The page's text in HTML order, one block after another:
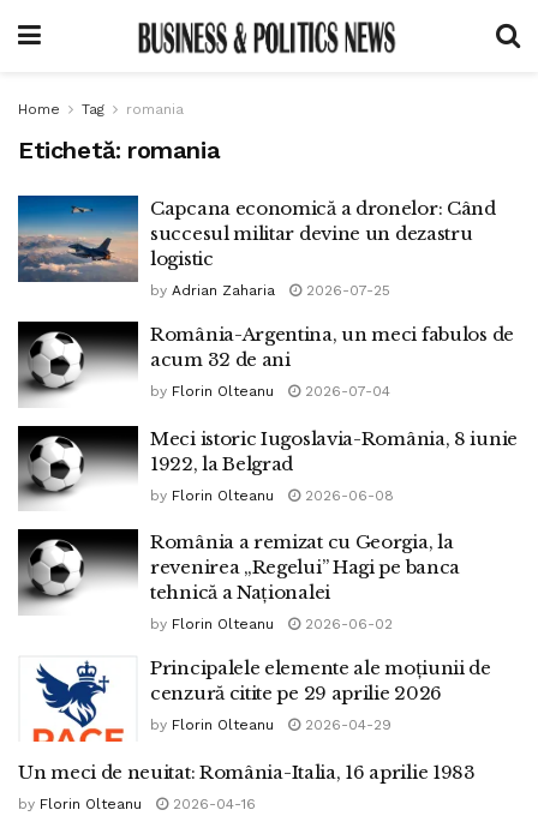
Home Tag romania
Etichetă: romania
Capcana economică a dronelor: Când
succesul militar devine un dezastru
logistic
by Adrian Zaharia 2026-07-25
România-Argentina, un meci fabulos de
acum 32 de ani
by Florin Olteanu 2026-07-04
Meci istoric Iugoslavia-România, 8 iunie
1922, la Belgrad
by Florin Olteanu 2026-06-08
România a remizat cu Georgia, la
revenirea „Regelui” Hagi pe banca
tehnică a Naționalei
by Florin Olteanu 2026-06-02
Principalele elemente ale moțiunii de
cenzură citite pe 29 aprilie 2026
by Florin Olteanu 2026-04-29
Un meci de neuitat: România-Italia, 16 aprilie 1983
by Florin Olteanu 2026-04-16